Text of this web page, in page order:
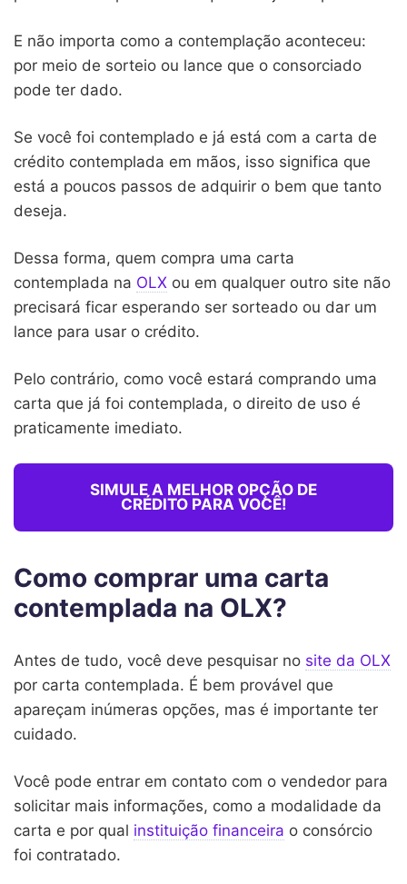
E não importa como a contemplação aconteceu:
por meio de sorteio ou lance que o consorciado
pode ter dado.
Se você foi contemplado e já está com a carta de
crédito contemplada em mãos, isso significa que
está a poucos passos de adquirir o bem que tanto
deseja.
Dessa forma, quem compra uma carta
contemplada na OLX ou em qualquer outro site não
precisará ficar esperando ser sorteado ou dar um
lance para usar o crédito.
Pelo contrário, como você estará comprando uma
carta que já foi contemplada, o direito de uso é
praticamente imediato.
SIMULE A MELHOR OPÇÃO DE
CRÉDITO PARA VOCÊ!
Como comprar uma carta
contemplada na OLX?
Antes de tudo, você deve pesquisar no site da OLX
por carta contemplada. É bem provável que
apareçam inúmeras opções, mas é importante ter
cuidado.
Você pode entrar em contato com o vendedor para
solicitar mais informações, como a modalidade da
carta e por qual instituição financeira o consórcio
foi contratado.